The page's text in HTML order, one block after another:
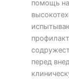
помощь
перед